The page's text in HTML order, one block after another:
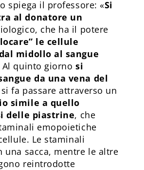
spiega il professore: «Si
al donatore un
che ha il potere
le cellule
midollo al sangue
Al quinto giorno si
da una vena del
fa passare attraverso un
simile a quello
delle piastrine, che
emopoietiche
Le staminali
una sacca, mentre le altre
reintrodotte